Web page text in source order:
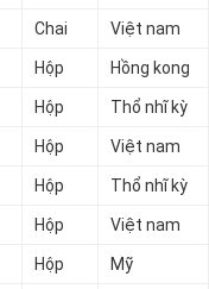
Chai Việt nam
Hộp Hồng kong
Hộp Thổ nhĩ kỳ
Hộp Việt nam
Hộp Thổ nhĩ kỳ
Hộp Việt nam
Hộp Mỹ